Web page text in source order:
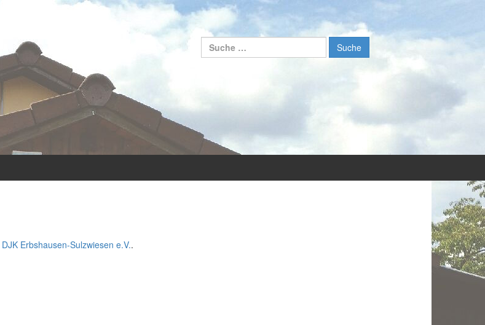
Suche nach:
DJK Erbshausen-Sulzwiesen e.V..